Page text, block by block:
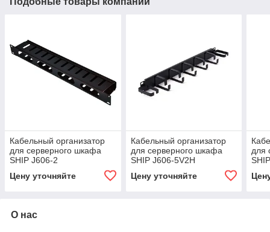
Кабельный организатор
для серверного шкафа
SHIP J606-2
Цену уточняйте
Кабельный организатор
для серверного шкафа
SHIP J606-5V2H
Цену уточняйте
для
О нас